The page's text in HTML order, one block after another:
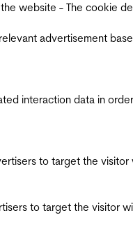
website - The cookie
advertisement
interaction data in
to target the
to target the visitor